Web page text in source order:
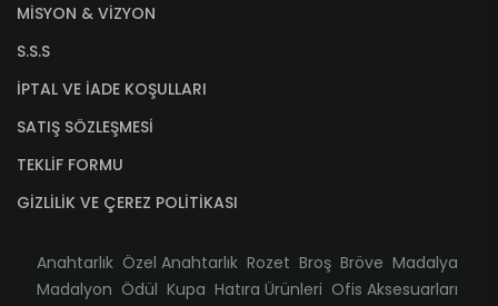
MİSYON & VİZYON
S.S.S
İPTAL VE İADE KOŞULLARI
SATIŞ SÖZLEŞMESİ
TEKLİF FORMU
GİZLİLİK VE ÇEREZ POLİTİKASI
Anahtarlık Özel Anahtarlık Rozet Broş Bröve Madalya
Madalyon Ödül Kupa Hatıra Ürünleri Ofis Aksesuarları